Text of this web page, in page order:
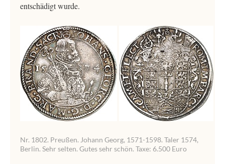
entschädigt wurde.
Nr. 1802. Preußen. Johann Georg, 1571-1598. Taler 1574,
Berlin. Sehr selten. Gutes sehr schön. Taxe: 6.500 Euro